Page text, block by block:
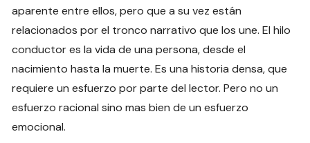
aparente entre ellos, pero que a su vez están
relacionados por el tronco narrativo que los une. El hilo
conductor es la vida de una persona, desde el
nacimiento hasta la muerte. Es una historia densa, que
requiere un esfuerzo por parte del lector. Pero no un
esfuerzo racional sino mas bien de un esfuerzo
emocional.